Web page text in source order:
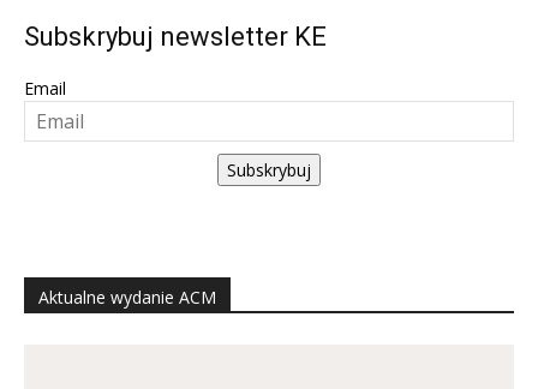
Subskrybuj newsletter KE
Email
Subskrybuj
Aktualne wydanie ACM